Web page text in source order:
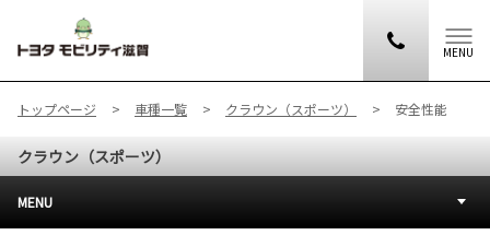
MENU
トップページ 車種一覧 クラウン（スポーツ） 安全性能
クラウン（スポーツ）
MENU